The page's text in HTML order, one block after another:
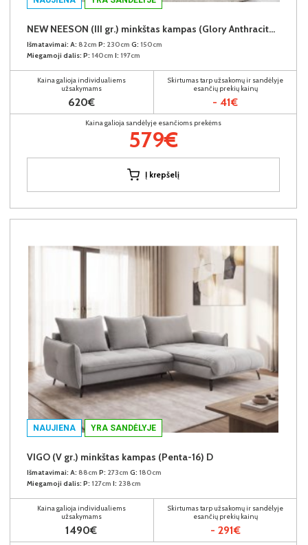
NEW NEESON (III gr.) minkštas kampas (Glory Anthracite-18)
Išmatavimai: A: 82cm P: 230cm G: 150cm
Miegamoji dalis: P: 140cm I: 197cm
Kaina galioja individualiems
užsakymams
620€
Skirtumas tarp užsakomų ir sandėlyje
esančių prekių kainų
- 41€
Kaina galioja sandėlyje esančioms prekėms
579€
Į krepšelį
NAUJIENA YRA SANDĖLYJE
VIGO (V gr.) minkštas kampas (Penta-16) D
Išmatavimai: A: 88cm P: 273cm G: 180cm
Miegamoji dalis: P: 127cm I: 238cm
Kaina galioja individualiems
užsakymams
1490€
Skirtumas tarp užsakomų ir sandėlyje
esančių prekių kainų
- 291€